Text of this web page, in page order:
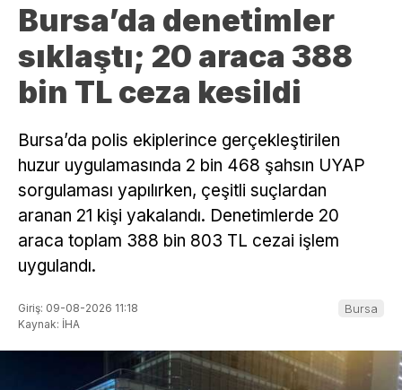
Bursa’da denetimler
sıklaştı; 20 araca 388
bin TL ceza kesildi
Bursa’da polis ekiplerince gerçekleştirilen
huzur uygulamasında 2 bin 468 şahsın UYAP
sorgulaması yapılırken, çeşitli suçlardan
aranan 21 kişi yakalandı. Denetimlerde 20
araca toplam 388 bin 803 TL cezai işlem
uygulandı.
Giriş: 09-08-2026 11:18
Kaynak: İHA
Bursa